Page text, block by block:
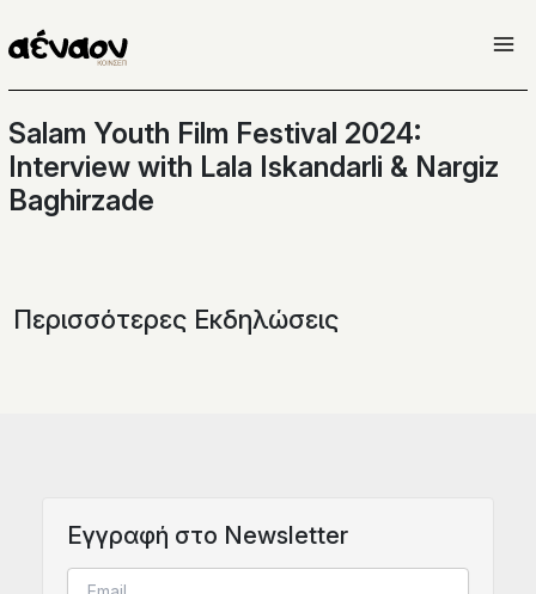
στο
περιεχόμενο
Salam Youth Film Festival 2024:
Interview with Lala Iskandarli & Nargiz
Baghirzade
Περισσότερες Εκδηλώσεις
Eγγραφή στο Newsletter